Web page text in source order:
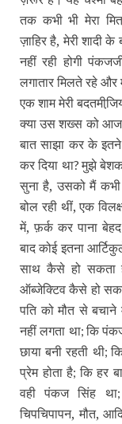
तक कभी भी मेरा
ज़ाहिर है, मेरी शादी
नहीं रही होगी
लगातार मिलते रहे
एक शाम मेरी
क्‍या उस शख्‍स को आज
बात साझा कर के
कर दिया था?मुझे बेशक
सुना है, उसको मैं कभी
बोल रही थीं, एक
में, फ़र्क कर पाना
बाद कोई इतना
साथ कैसे हो सकता
ऑब्‍जेक्टिव कैसे हो
पति को मौत से
नहीं लगता था;कि
छाया बनी रहती थी;
प्रेम होता है;कि हर
वही पंकज सिंह था
चिपचिपापन, मौत,